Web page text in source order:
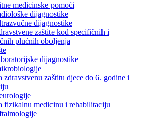
medicinske pomoći
dijagnostike
dijagnostike
zaštite kod specifičnih i
plućnih oboljenja
dijagnostike
zdravstvenu zaštitu djece do 6. godine i
fizikalnu medicinu i rehabilitaciju